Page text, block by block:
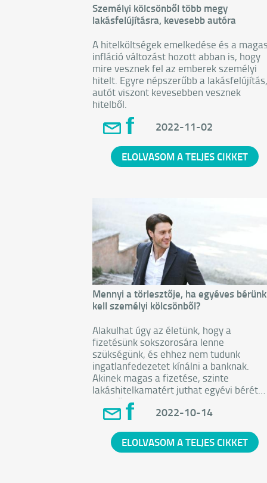
Személyi kölcsönből több megy
lakásfelújításra, kevesebb autóra
A hitelköltségek emelkedése és a magas
infláció változást hozott abban is, hogy
mire vesznek fel az emberek személyi
hitelt. Egyre népszerűbb a lakásfelújítás,
autót viszont kevesebben vesznek
hitelből.
2022-11-02
ELOLVASOM A TELJES CIKKET
Mennyi a törlesztője, ha egyéves bérünk
kell személyi kölcsönből?
Alakulhat úgy az életünk, hogy a
fizetésünk sokszorosára lenne
szükségünk, és ehhez nem tudunk
ingatlanfedezetet kínálni a banknak.
Akinek magas a fizetése, szinte
lakáshitelkamatért juthat egyévi bérét
jelentő személyi kölcsönhöz.
Kiszámoltuk, mennyi havi törlesztőt kell
egyéves nettó bérünkkel egyező összeget
akarunk felvenni személyi kölcsönként.
2022-10-14
ELOLVASOM A TELJES CIKKET